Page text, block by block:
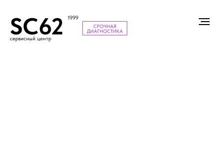
SC62 1999
сервисный центр
СРОЧНАЯ
ДИАГНОСТИКА